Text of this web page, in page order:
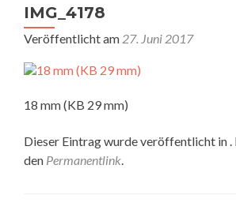
IMG_4178
Veröffentlicht am 27. Juni 2017
18 mm (KB 29 mm)
Dieser Eintrag wurde veröffentlicht in .
den Permanentlink.